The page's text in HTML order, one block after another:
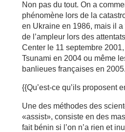
Non pas du tout. On a
phénomène lors de la
en Ukraine en 1986, mais il
de l’ampleur lors des
Center le 11 septembre
Tsunami en 2004 ou même
banlieues françaises en 2005.
{{Qu’est-ce qu’ils proposent
Une des méthodes des
«assist», consiste en des
fait bénin si l’on n’a rien et